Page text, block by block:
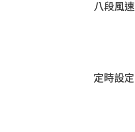
八段風速
定時設定